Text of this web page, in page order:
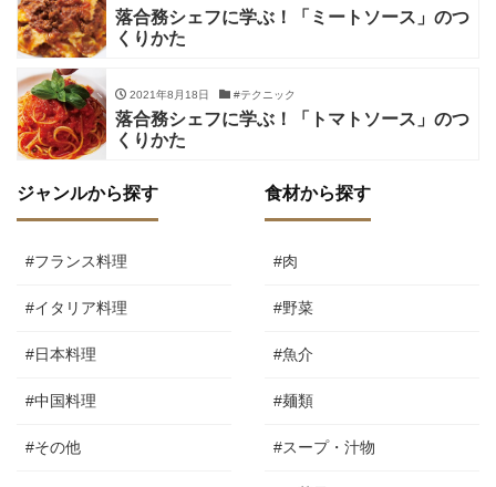
落合務シェフに学ぶ！「ミートソース」のつ
くりかた
2021年8月18日 #テクニック
落合務シェフに学ぶ！「トマトソース」のつ
くりかた
ジャンルから探す
#フランス料理
#イタリア料理
#日本料理
#中国料理
#その他
食材から探す
#肉
#野菜
#魚介
#麺類
#スープ・汁物